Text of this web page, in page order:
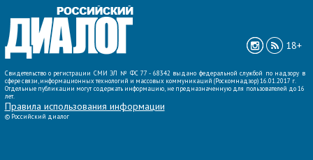
ВСЕ НОВОСТИ »
18+
Свидетельство о регистрации СМИ ЭЛ № ФС 77 - 68342 выдано федеральной службой по надзору в
сфере связи, информационных технологий и массовых коммуникаций (Роскомнадзор) 16.01.2017 г.
Отдельные публикации могут содержать информацию, не предназначенную для пользователей до 16
лет.
Правила использования информации
© Российский диалог